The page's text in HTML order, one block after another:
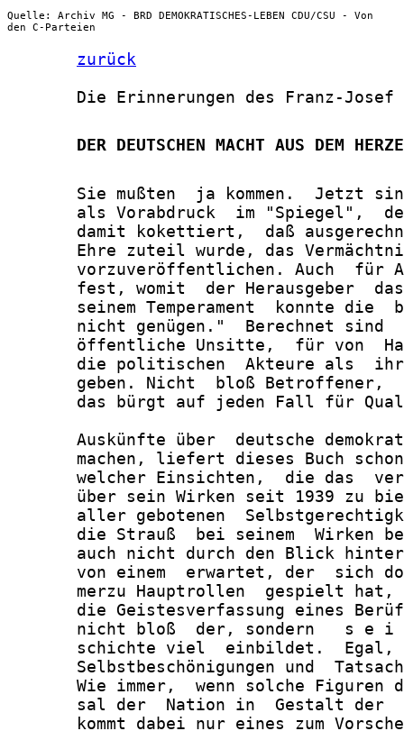
Quelle: Archiv MG - BRD DEMOKRATISCHES-LEBEN CDU/CSU - Von
den C-Parteien
zurück
Die Erinnerungen des Franz-Josef
DER DEUTSCHEN MACHT AUS DEM